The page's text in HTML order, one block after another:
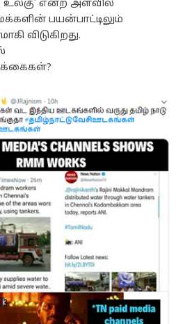
உலகு’ என்ற அளவில்
பயன்பாட்டிலும்
விடுகிறது.